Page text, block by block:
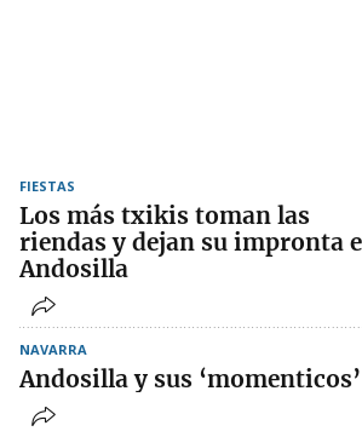
FIESTAS
Los más txikis toman las
riendas y dejan su impronta
Andosilla
NAVARRA
Andosilla y sus ‘momenticos’